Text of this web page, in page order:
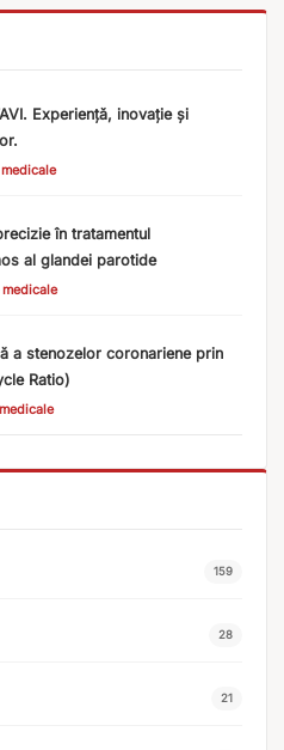
Experiență, inovație și
în tratamentul
al glandei parotide
a stenozelor coronariene prin
Ratio)
159
28
21